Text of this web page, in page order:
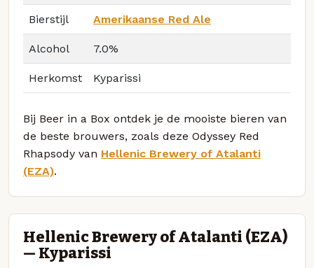
Bierstijl Amerikaanse Red Ale
Alcohol 7.0%
Herkomst Kyparissi
Bij Beer in a Box ontdek je de mooiste bieren van
de beste brouwers, zoals deze Odyssey Red
Rhapsody van Hellenic Brewery of Atalanti
(EZA).
Hellenic Brewery of Atalanti (EZA)
— Kyparissi